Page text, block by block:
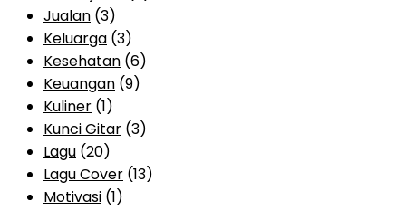
Jualan (3)
Keluarga (3)
Kesehatan (6)
Keuangan (9)
Kuliner (1)
Kunci Gitar (3)
Lagu (20)
Lagu Cover (13)
Motivasi (1)